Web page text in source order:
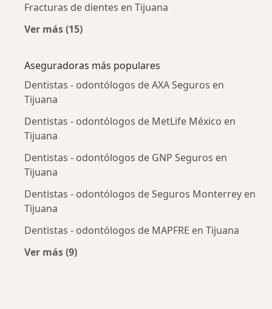
Fracturas de dientes en Tijuana
Ver más (15)
Aseguradoras más populares
Dentistas - odontólogos de AXA Seguros en
Tijuana
Dentistas - odontólogos de MetLife México en
Tijuana
Dentistas - odontólogos de GNP Seguros en
Tijuana
Dentistas - odontólogos de Seguros Monterrey en
Tijuana
Dentistas - odontólogos de MAPFRE en Tijuana
Ver más (9)